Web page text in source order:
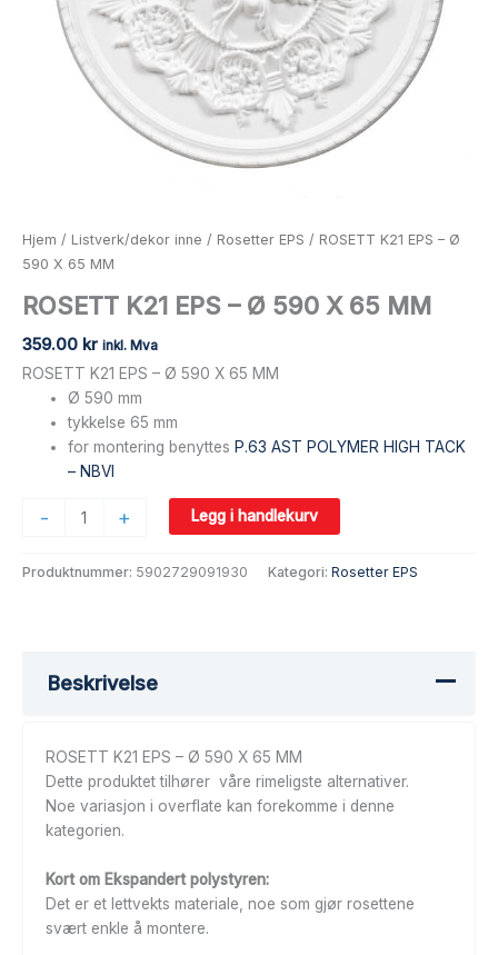
Hjem / Listverk/dekor inne / Rosetter EPS / ROSETT K21 EPS – Ø
590 X 65 MM
ROSETT K21 EPS – Ø 590 X 65 MM
359.00 kr inkl. Mva
ROSETT K21 EPS – Ø 590 X 65 MM
Ø 590 mm
tykkelse 65 mm
for montering benyttes P.63 AST POLYMER HIGH TACK
– NBVI
- + Legg i handlekurv
Produktnummer: 5902729091930 Kategori: Rosetter EPS
Beskrivelse
ROSETT K21 EPS – Ø 590 X 65 MM
Dette produktet tilhører våre rimeligste alternativer.
Noe variasjon i overflate kan forekomme i denne
kategorien.
Kort om Ekspandert polystyren:
Det er et lettvekts materiale, noe som gjør rosettene
svært enkle å montere.